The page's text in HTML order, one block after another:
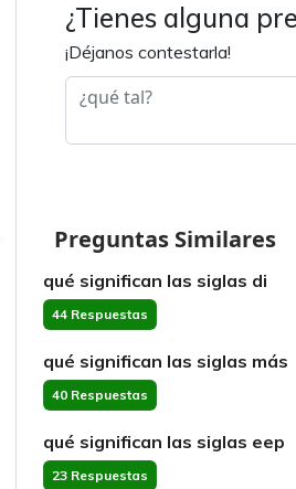
¿Tienes alguna
¡Déjanos contestarla!
Preguntas Similares
qué significan las siglas di
44 Respuestas
qué significan las siglas más
40 Respuestas
qué significan las siglas eep
23 Respuestas